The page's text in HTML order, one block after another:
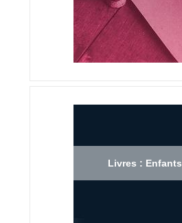
Livres : Enfants